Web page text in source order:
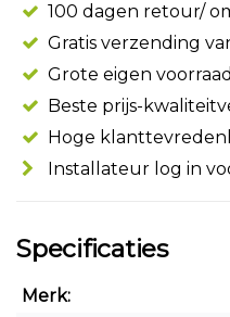
100 dagen retour/
Gratis verzending
Grote eigen voorraad
Beste prijs-
Hoge
Installateur log in
Specificaties
Merk: